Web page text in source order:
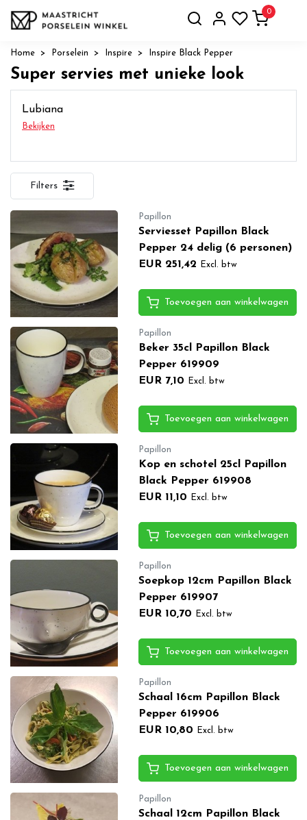
0
Home Porselein Inspire Inspire Black Pepper
Super servies met unieke look
Lubiana
Bekijken
Filters
Papillon
Serviesset Papillon Black
Pepper 24 delig (6 personen)
EUR 251,42
Excl. btw
Toevoegen aan winkelwagen
Papillon
Beker 35cl Papillon Black
Pepper 619909
EUR 7,10
Excl. btw
Toevoegen aan winkelwagen
Papillon
Kop en schotel 25cl Papillon
Black Pepper 619908
EUR 11,10
Excl. btw
Toevoegen aan winkelwagen
Papillon
Soepkop 12cm Papillon Black
Pepper 619907
EUR 10,70
Excl. btw
Toevoegen aan winkelwagen
Papillon
Schaal 16cm Papillon Black
Pepper 619906
EUR 10,80
Excl. btw
Toevoegen aan winkelwagen
Papillon
Schaal 12cm Papillon Black